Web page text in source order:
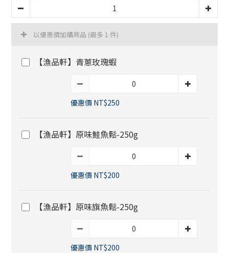
以優惠價加購商品 (最多 1 件)
【漁品軒】青蔥玫瑰蝦
優惠價 NT$250
【漁品軒】原味鮭魚鬆-250g
優惠價 NT$200
【漁品軒】原味旗魚鬆-250g
優惠價 NT$200